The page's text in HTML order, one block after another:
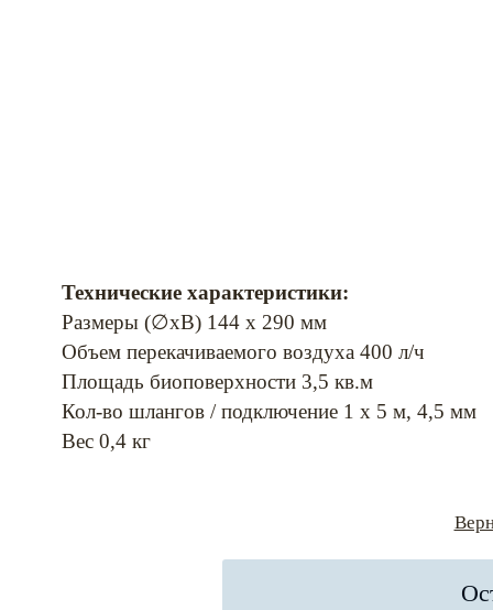
Технические характеристики:
Размеры (∅хВ) 144 х 290 мм
Объем перекачиваемого воздуха 400 л/ч
Площадь биоповерхности 3,5 кв.м
Кол-во шлангов / подключение 1 х 5 м, 4,5 мм
Вес 0,4 кг